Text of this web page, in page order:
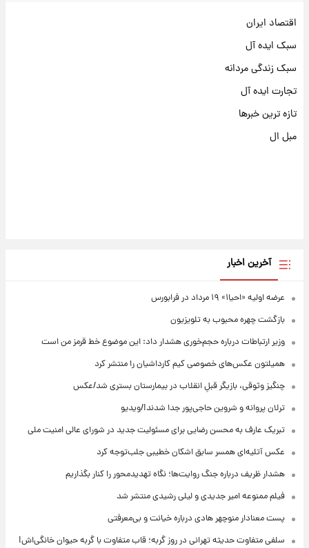
اقتصاد ایران
سبک ایده آل
سبک زندگی مردانه
تجارت ایده آل
تازه ترین خبرها
مبل ال
آخرین اخبار
عرضه اولیه «احیا۱» ۱۹ مرداد در فرابورس
بازگشت چهره محبوب به تلویزیون
وزیر ارتباطات درباره حجم‌خوری هشدار داد: این موضوع خط قرمز من است
همیلتون عکس‌های خصوصی کیم‌ کارداشیان را منتشر کرد
چنگیز وثوقی، بازیگر قبلِ انقلاب در بیمارستان بستری شد/عکس
ترلان پروانه و شروین حاجی‌پور جدا شدند!/ویدیو
تبریک عارف به محسن رضایی برای مسئولیت جدید در شورای عالی امنیت ملی
عکس‌ آتلیه‌ای همسر سابق اشکان خطیبی جلب‌توجه کرد
هشدار ظریف درباره جنگ روایت‌ها؛ نگاه تهدیدمحور را کنار بگذاریم
فیلم ممنوعه امیر جدیدی و لیلی رشیدی منتشر شد
پست معنادار منوچهر هادی درباره خیانت و بی‌معرفتی
سلفی متفاوت حدیثه تهرانی در روز گربه؛ قاب متفاوت با گربه حیوان خانگی‌اش!